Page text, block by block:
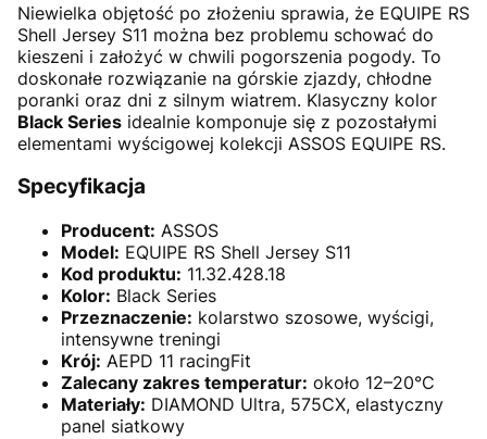
Niewielka objętość po złożeniu sprawia, że EQUIPE RS
Shell Jersey S11 można bez problemu schować do
kieszeni i założyć w chwili pogorszenia pogody. To
doskonałe rozwiązanie na górskie zjazdy, chłodne
poranki oraz dni z silnym wiatrem. Klasyczny kolor
Black Series idealnie komponuje się z pozostałymi
elementami wyścigowej kolekcji ASSOS EQUIPE RS.
Specyfikacja
Producent: ASSOS
Model: EQUIPE RS Shell Jersey S11
Kod produktu: 11.32.428.18
Kolor: Black Series
Przeznaczenie: kolarstwo szosowe, wyścigi,
intensywne treningi
Krój: AEPD 11 racingFit
Zalecany zakres temperatur: około 12–20°C
Materiały: DIAMOND Ultra, 575CX, elastyczny
panel siatkowy